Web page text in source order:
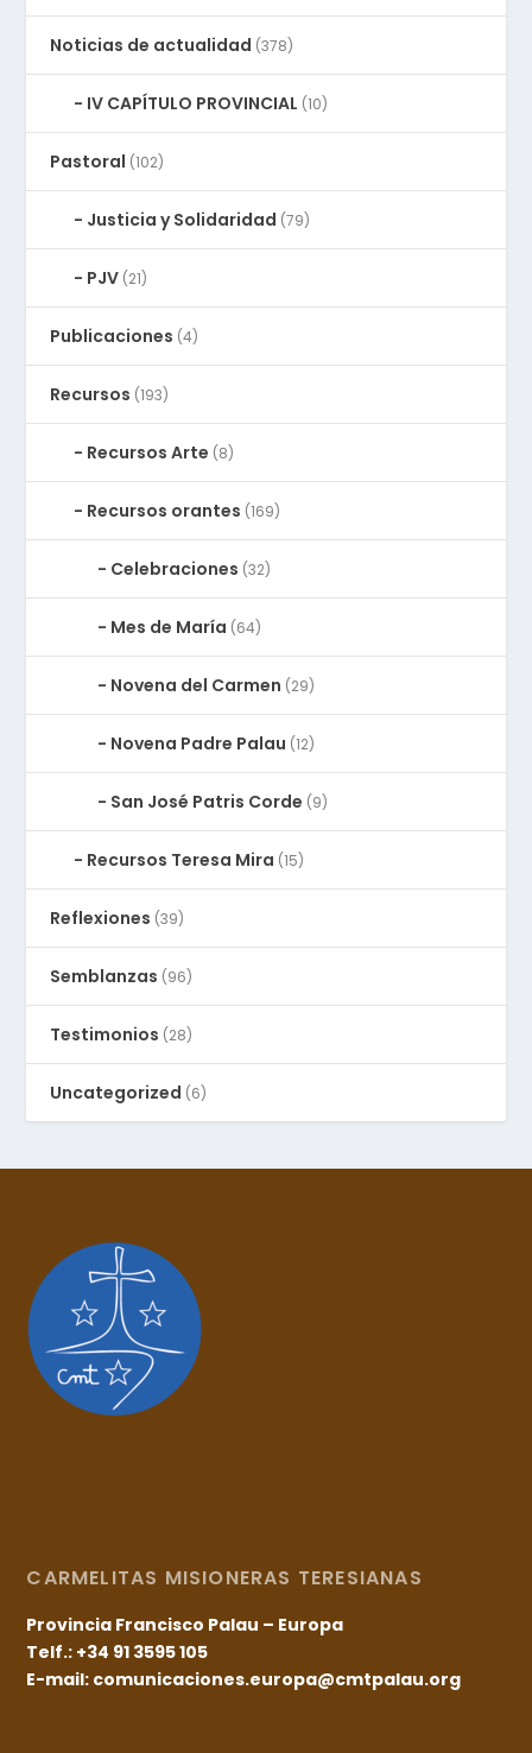
Noticias de actualidad (378)
IV CAPÍTULO PROVINCIAL (10)
Pastoral (102)
Justicia y Solidaridad (79)
PJV (21)
Publicaciones (4)
Recursos (193)
Recursos Arte (8)
Recursos orantes (169)
Celebraciones (32)
Mes de María (64)
Novena del Carmen (29)
Novena Padre Palau (12)
San José Patris Corde (9)
Recursos Teresa Mira (15)
Reflexiones (39)
Semblanzas (96)
Testimonios (28)
Uncategorized (6)
CARMELITAS MISIONERAS TERESIANAS
Provincia Francisco Palau – Europa
Telf.: +34 91 3595 105
E-mail: comunicaciones.europa@cmtpalau.org